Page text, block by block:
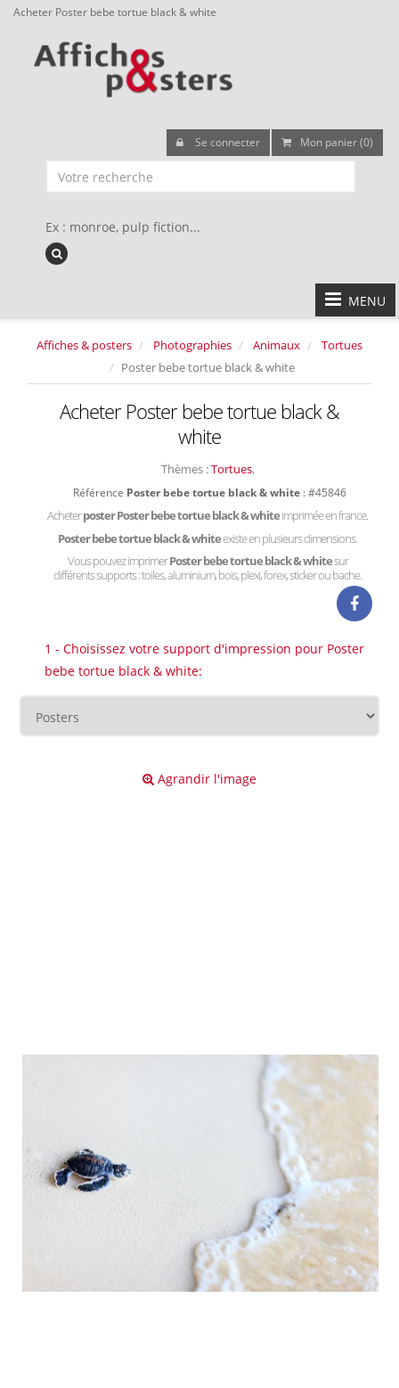
Acheter Poster bebe tortue black & white
Se connecter Mon panier (0)
Ex : monroe, pulp fiction...
MENU
Affiches & posters Photographies Animaux
Tortues
Poster bebe tortue black & white
Acheter Poster bebe tortue black &
white
Thèmes :Tortues,
Référence Poster bebe tortue black & white : #45846
Acheterposter Poster bebe tortue black & whiteimprimée en france.
Poster bebe tortue black & whiteexiste en plusieurs dimensions.
Vous pouvez imprimerPoster bebe tortue black & whitesur
différents supports : toiles, aluminium, bois, plexi, forex, sticker ou bache.
1 - Choisissez votre support d'impression pour Poster
bebe tortue black & white:
Agrandir l'image